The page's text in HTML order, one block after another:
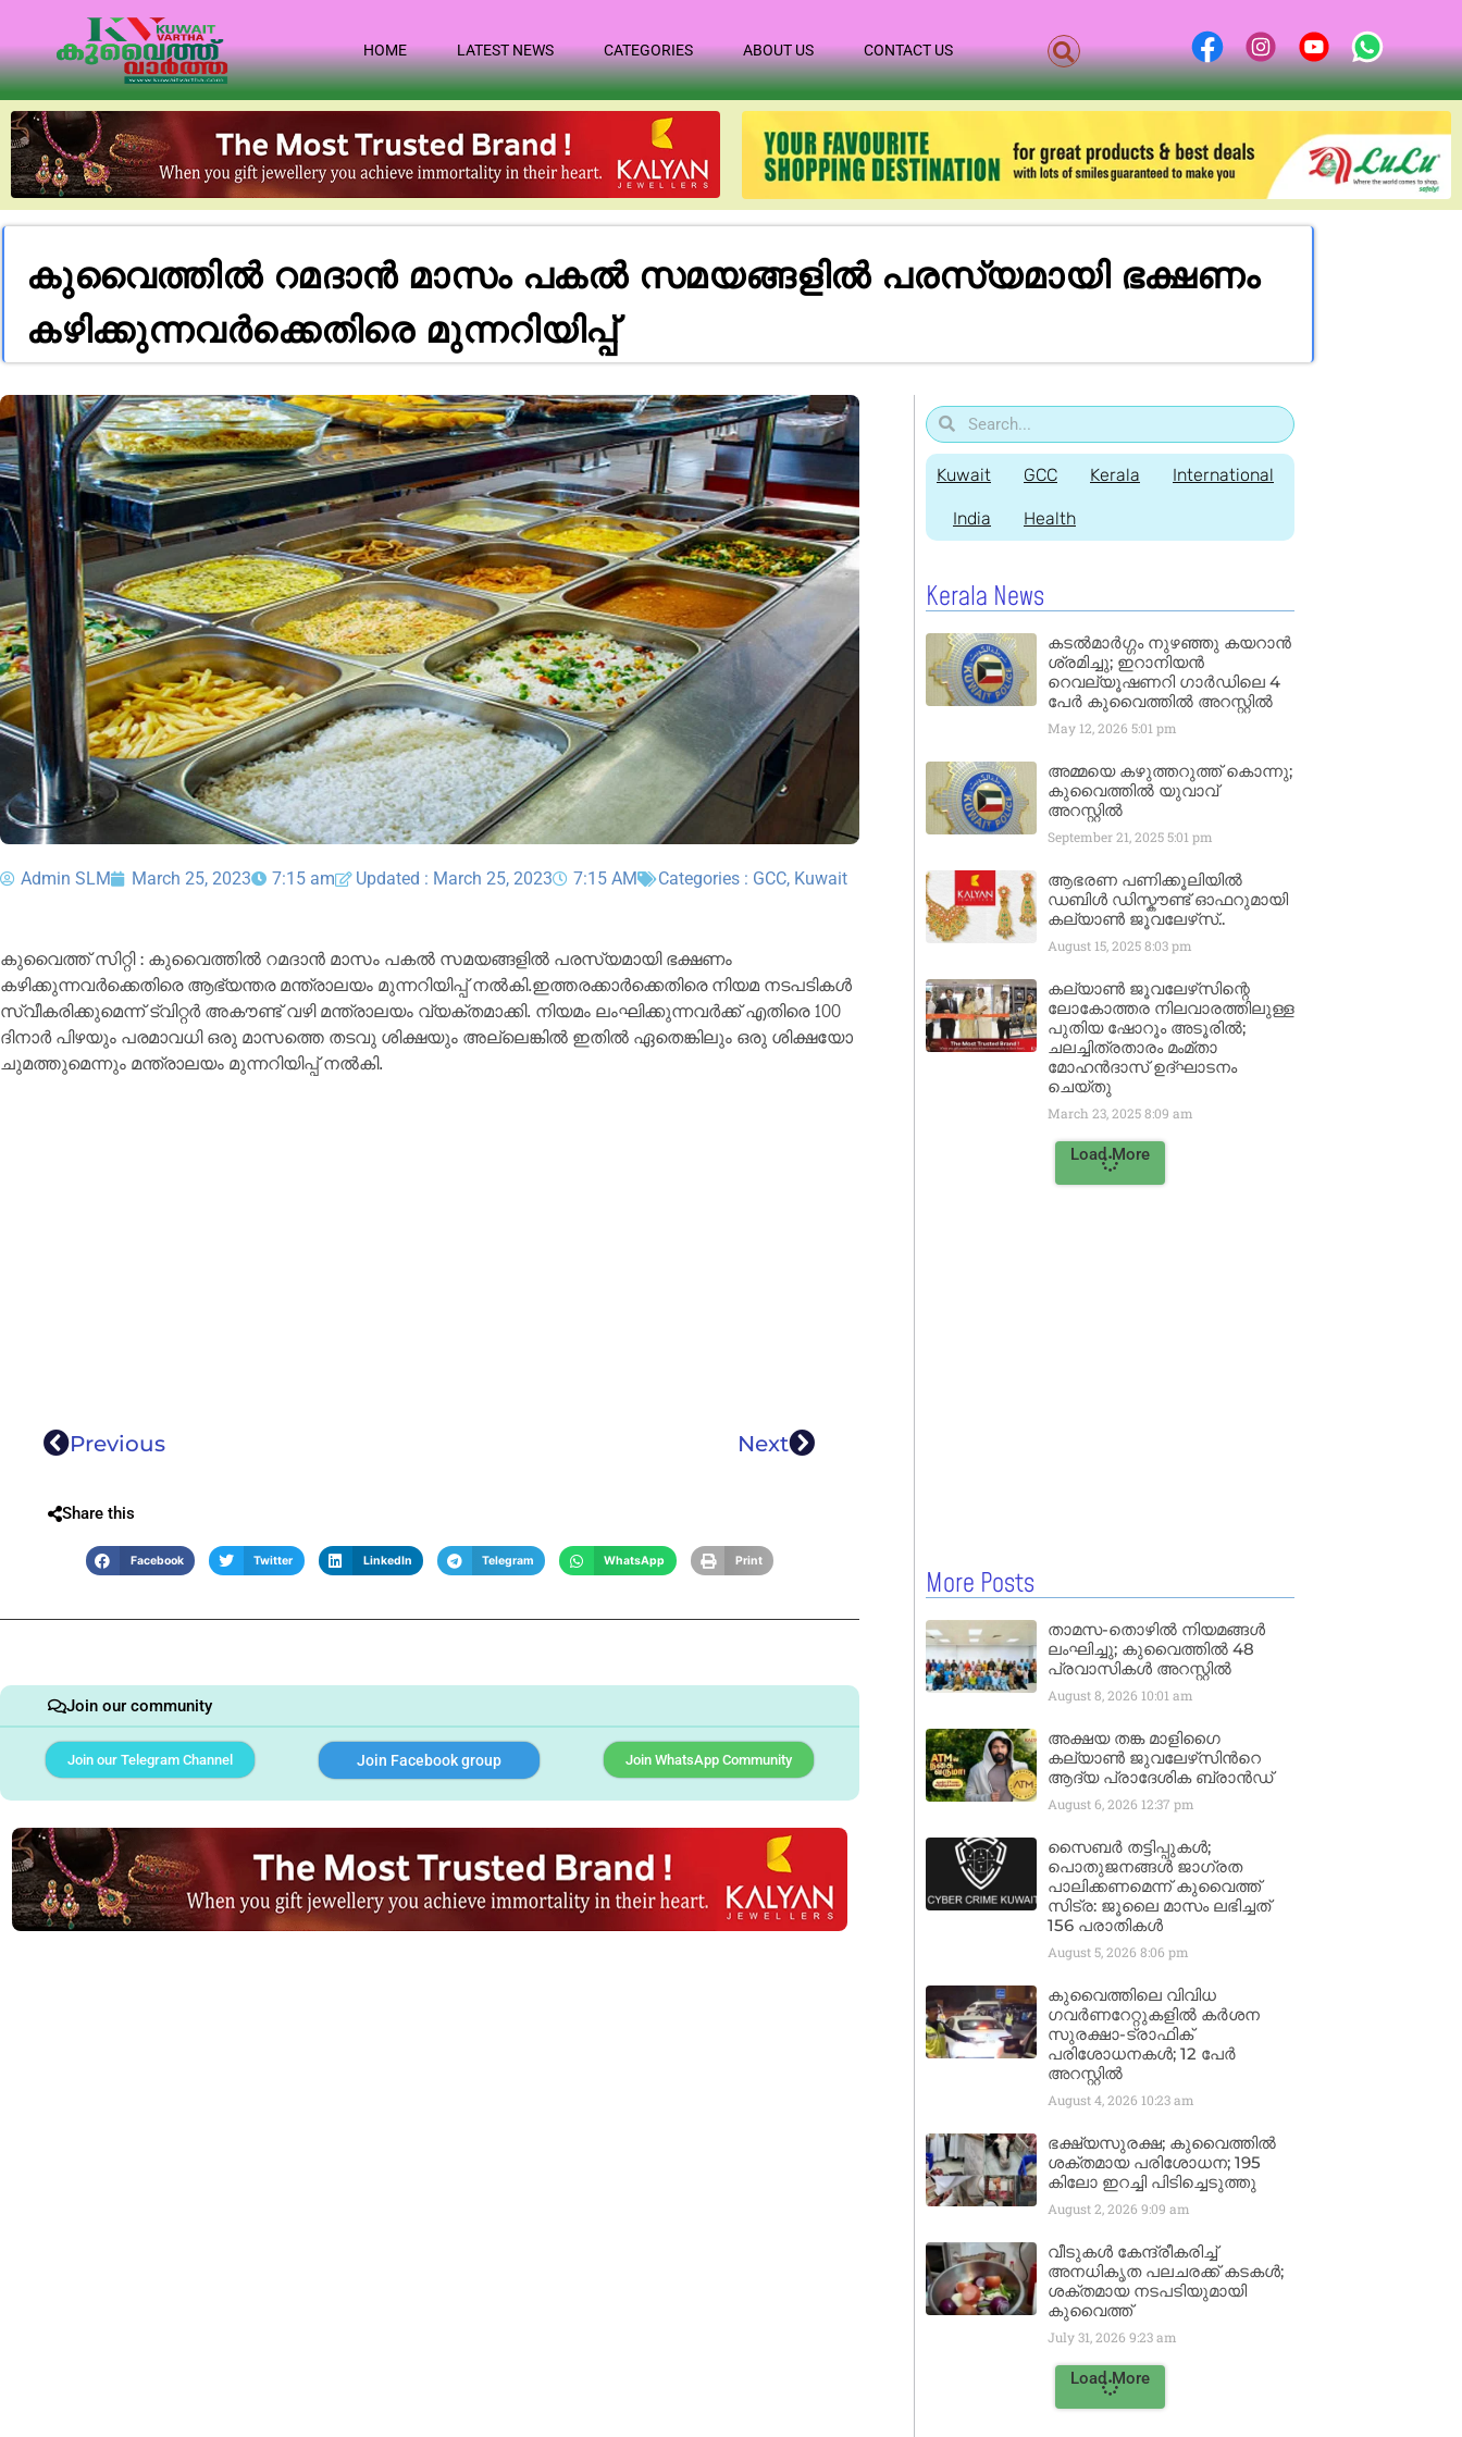
HOME LATEST NEWS CATEGORIES ABOUT US CONTACT US
കുവൈത്തിൽ റമദാൻ മാസം പകൽ സമയങ്ങളിൽ പരസ്യമായി ഭക്ഷണം
കഴിക്കുന്നവർക്കെതിരെ മുന്നറിയിപ്പ്
Admin SLM March 25, 2023 7:15 am Updated : March 25, 2023 7:15 AM Categories : GCC, Kuwait
കുവൈത്ത് സിറ്റി : കുവൈത്തിൽ റമദാൻ മാസം പകൽ സമയങ്ങളിൽ പരസ്യമായി ഭക്ഷണം
കഴിക്കുന്നവർക്കെതിരെ ആഭ്യന്തര മന്ത്രാലയം മുന്നറിയിപ്പ് നൽകി.ഇത്തരക്കാർക്കെതിരെ നിയമ നടപടികൾ
സ്വീകരിക്കുമെന്ന് ട്വിറ്റർ അകൗണ്ട് വഴി മന്ത്രാലയം വ്യക്തമാക്കി. നിയമം ലംഘിക്കുന്നവർക്ക് എതിരെ 100
ദിനാർ പിഴയും പരമാവധി ഒരു മാസത്തെ തടവു ശിക്ഷയും അല്ലെങ്കിൽ ഇതിൽ ഏതെങ്കിലും ഒരു ശിക്ഷയോ
ചുമത്തുമെന്നും മന്ത്രാലയം മുന്നറിയിപ്പ് നൽകി.
Previous Next
Share this
Facebook Twitter LinkedIn Telegram WhatsApp Print
Join our community
Join our Telegram Channel Join Facebook group Join WhatsApp Community
Kuwait GCC Kerala International
India Health
Kerala News
കടൽമാർഗ്ഗം നുഴഞ്ഞു കയറാൻ
ശ്രമിച്ചു; ഇറാനിയൻ
റെവല്യൂഷണറി ഗാർഡിലെ 4
പേർ കുവൈത്തിൽ അറസ്റ്റിൽ
May 12, 2026 5:01 pm
അമ്മയെ കഴുത്തറുത്ത് കൊന്നു;
കുവൈത്തിൽ യുവാവ്
അറസ്റ്റിൽ
September 21, 20255:01 pm
ആഭരണ പണിക്കൂലിയിൽ
ഡബിൾ ഡിസ്കൗണ്ട് ഓഫറുമായി
കല്യാൺ ജൂവലേഴ്‌സ്..
August 15, 20258:03 pm
കല്യാൺ ജൂവലേഴ്‌സിന്റെ
ലോകോത്തര നിലവാരത്തിലുള്ള
പുതിയ ഷോറൂം അടൂരിൽ;
ചലച്ചിത്രതാരം മംമ്താ
മോഹൻദാസ് ഉദ്ഘാടനം
ചെയ്‌തു
March 23, 20258:09 am
Load More
More Posts
താമസ-തൊഴിൽ നിയമങ്ങൾ
ലംഘിച്ചു; കുവൈത്തിൽ 48
പ്രവാസികൾ അറസ്റ്റിൽ
August 8, 2026 10:01 am
അക്ഷയ തങ്ക മാളിഗൈ
കല്യാണ്‍ ജുവലേഴ്‌സിന്‍റെ
ആദ്യ പ്രാദേശിക ബ്രാന്‍ഡ്
August 6, 2026 12:37 pm
സൈബർ തട്ടിപ്പുകൾ;
പൊതുജനങ്ങൾ ജാഗ്രത
പാലിക്കണമെന്ന് കുവൈത്ത്
സിട്ര: ജൂലൈ മാസം ലഭിച്ചത്
156 പരാതികൾ
August 5, 2026 8:06 pm
കുവൈത്തിലെ വിവിധ
ഗവർണറേറ്റുകളിൽ കർശന
സുരക്ഷാ-ട്രാഫിക്
പരിശോധനകൾ; 12 പേർ
അറസ്റ്റിൽ
August 4, 2026 10:23 am
ഭക്ഷ്യസുരക്ഷ; കുവൈത്തിൽ
ശക്തമായ പരിശോധന; 195
കിലോ ഇറച്ചി പിടിച്ചെടുത്തു
August 2, 2026 9:09 am
വീടുകൾ കേന്ദ്രീകരിച്ച്
അനധികൃത പലചരക്ക് കടകൾ;
ശക്തമായ നടപടിയുമായി
കുവൈത്ത്
July 31, 2026 9:23 am
Load More